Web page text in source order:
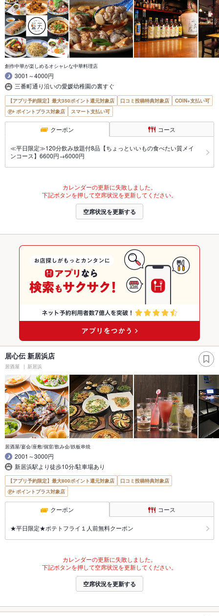
創作中華が楽しめるオシャレな中華料理店
3001～4000円
三番町通り沿いの愛媛幼稚園の裏すぐ
【アプリ予約限定】最大350ポイント還元対象店 口コミ投稿特典対象店
COIN+支払い可
ポイントプラス対象店
スマート支払い可
クーポン コース
≪平日限定≫120分飲み放題付8品【ちょっといいもの食べたい質メイ
ンコース】6600円→6000円
カレンダーの更新に失敗しました。
下記ボタンを押して空席状況を更新してください。
空席状況を更新する
居心伝 新居浜店
居酒屋 新居浜
居酒屋/宴会/座敷/個室/飲み会/鉄板串焼
2001～3000円
新居浜駅より徒歩10分/駐車場あり
【アプリ予約限定】最大800ポイント還元対象店
口コミ投稿特典対象店
ポイントプラス対象店
クーポン コース
★平日限定★ポテトフライ１人前無料クーポン
カレンダーの更新に失敗しました。
下記ボタンを押して空席状況を更新してください。
空席状況を更新する